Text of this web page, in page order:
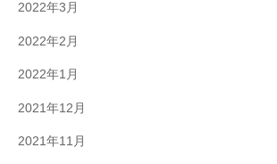
2022年3月
2022年2月
2022年1月
2021年12月
2021年11月